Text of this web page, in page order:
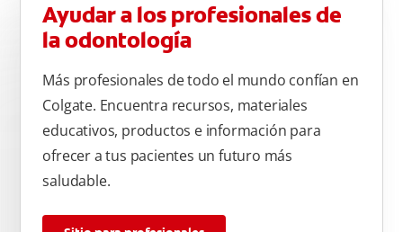
Ayudar a los profesionales de
la odontología
Más profesionales de todo el mundo confían en
Colgate. Encuentra recursos, materiales
educativos, productos e información para
ofrecer a tus pacientes un futuro más
saludable.